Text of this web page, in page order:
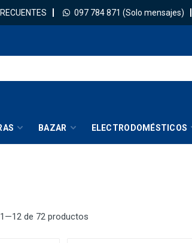
097 784 871 (Solo mensajes)
BAZAR ELECTRODOMÉSTICOS
de 72 productos